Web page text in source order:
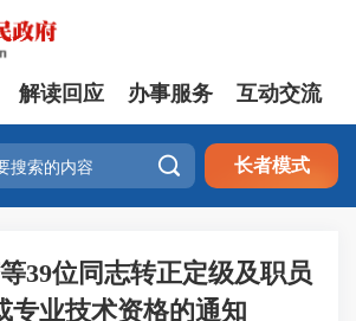
解读回应 办事服务 互动交流
 长者模式
39位同志转正定级及职员
专业技术资格的通知